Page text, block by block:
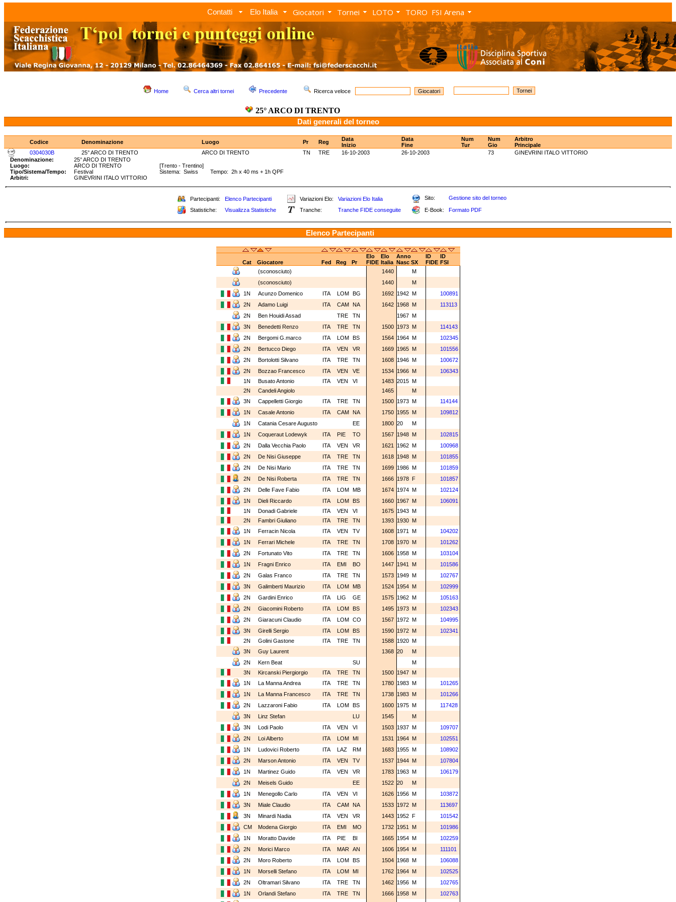
Contatti Elo Italia Giocatori Tornei LOTO TORO FSI Arena
Home Cerca altri tornei Precedente Ricerca veloce
25° ARCO DI TRENTO
Dati generali del torneo
Codice Denominazione Luogo Pr Reg
Data
Inizio
Data
Fine
Num
Tur
Num
Gio
Arbitro
Principale
0304030B
25° ARCO DI TRENTO ARCO DI TRENTO TN TRE 16-10-2003 26-10-2003 73
GINEVRINI ITALO VITTORIO
Denominazione:
25° ARCO DI TRENTO
Luogo:
ARCO DI TRENTO
[Trento - Trentino]
Tipo/Sistema/Tempo:
Festival
Sistema: Swiss Tempo: 2h x 40 ms + 1h QPF
Arbitri:
GINEVRINI ITALO VITTORIO
Partecipanti: Elenco Partecipanti Variazioni Elo: Variazioni Elo Italia Sito:
Gestione sito del torneo
Statistiche:
Visualizza Statistiche Tranche: Tranche FIDE conseguite E-Book: Formato PDF
Elenco Partecipanti
Elo Elo Anno ID
ID
Cat
Giocatore Fed Reg Pr FIDE Italia Nasc SX FIDE FSI
(sconosciuto)
1440
M
(sconosciuto)
1440
M
1N
Acunzo Domenico ITA LOM BG 1692 1942 M
100891
2N
Adamo Luigi ITA CAM NA 1642 1968 M
113113
2N
Ben Houidi Assad TRE TN 1967 M
3N
Benedetti Renzo ITA TRE TN 1500 1973 M
114143
2N
Bergomi G.marco ITA LOM BS 1564 1964 M
102345
2N
Bertucco Diego ITA VEN VR 1669 1965 M
101556
2N
Bortolotti Silvano ITA TRE TN 1608 1946 M
100672
2N
Bozzao Francesco ITA VEN VE 1534 1966 M
106343
1N
Busato Antonio ITA VEN VI 1483 2015 M
2N
Candeli Angiolo 1465
M
3N
Cappelletti Giorgio ITA TRE TN 1500 1973 M
114144
1N
Casale Antonio ITA CAM NA 1750 1955 M
109812
1N
Catania Cesare Augusto EE 1800 20
M
1N
Coqueraut Lodewyk ITA PIE TO 1567 1948 M
102815
2N
Dalla Vecchia Paolo ITA VEN VR 1621 1962 M
100968
2N
De Nisi Giuseppe ITA TRE TN 1618 1948 M
101855
2N
De Nisi Mario ITA TRE TN 1699 1986 M
101859
2N
De Nisi Roberta ITA TRE TN 1666 1978 F
101857
2N
Delle Fave Fabio ITA LOM MB 1674 1974 M
102124
1N
Dieli Riccardo ITA LOM BS 1660 1967 M
106091
1N
Donadi Gabriele ITA VEN VI 1675 1943 M
2N
Fambri Giuliano ITA TRE TN 1393 1930 M
1N
Ferracin Nicola ITA VEN TV 1608 1971 M
104202
1N
Ferrari Michele ITA TRE TN 1708 1970 M
101262
2N
Fortunato Vito ITA TRE TN 1606 1958 M
103104
1N
Fragni Enrico ITA EMI BO 1447 1941 M
101586
2N
Galas Franco ITA TRE TN 1573 1949 M
102767
3N
Galimberti Maurizio ITA LOM MB 1524 1954 M
102999
2N
Gardini Enrico ITA LIG GE 1575 1962 M
105163
2N
Giacomini Roberto ITA LOM BS 1495 1973 M
102343
2N
Giaracuni Claudio ITA LOM CO 1567 1972 M
104995
3N
Girelli Sergio ITA LOM BS 1590 1972 M
102341
2N
Golini Gastone ITA TRE TN 1588 1920 M
3N
Guy Laurent 1368 20
M
2N
Kern Beat SU
M
3N
Kircanski Piergiorgio ITA TRE TN 1500 1947 M
1N
La Manna Andrea ITA TRE TN 1780 1983 M
101265
1N
La Manna Francesco ITA TRE TN 1738 1983 M
101266
2N
Lazzaroni Fabio ITA LOM BS 1600 1975 M
117428
3N
Linz Stefan LU 1545
M
3N
Lodi Paolo ITA VEN VI 1503 1937 M
109707
2N
Loi Alberto ITA LOM MI 1531 1964 M
102551
1N
Ludovici Roberto ITA LAZ RM 1683 1955 M
108902
2N
Marson Antonio ITA VEN TV 1537 1944 M
107804
1N
Martinez Guido ITA VEN VR 1783 1963 M
106179
2N
Meisels Guido EE 1522 20
M
1N
Menegollo Carlo ITA VEN VI 1626 1956 M
103872
3N
Miale Claudio ITA CAM NA 1533 1972 M
113697
3N
Minardi Nadia ITA VEN VR 1443 1952 F
101542
CM
Modena Giorgio ITA EMI MO 1732 1951 M
101986
1N
Moratto Davide ITA PIE BI 1665 1954 M
102259
2N
Morici Marco ITA MAR AN 1606 1954 M
111101
2N
Moro Roberto ITA LOM BS 1504 1968 M
106088
1N
Morselli Stefano ITA LOM MI 1762 1964 M
102525
2N
Oltramari Silvano ITA TRE TN 1462 1956 M
102765
1N
Orlandi Stefano ITA TRE TN 1666 1958 M
102763